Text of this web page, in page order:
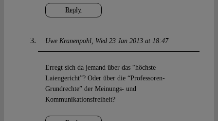
Reply
Uwe Kranenpohl Wed 23 Jan 2013 at 18:47
Erregt sich da jemand über das “höchste
Laiengericht”? Oder über die “Professoren-
Grundrechte” der Meinungs- und
Kommunikationsfreiheit?